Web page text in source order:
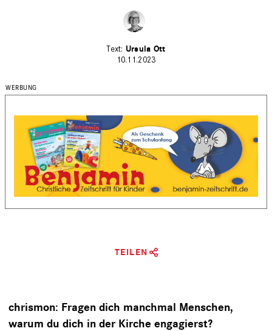
Ursula Ott
10.11.2023
TEILEN
chrismon: Fragen dich manchmal Menschen,
warum du dich in der Kirche engagierst?